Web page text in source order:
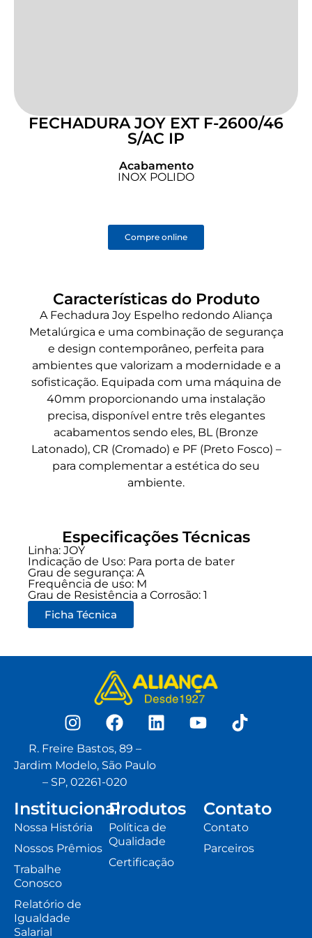
FECHADURA JOY EXT F-2600/46
S/AC IP
Acabamento
INOX POLIDO
Compre online
Características do Produto
A Fechadura Joy Espelho redondo Aliança
Metalúrgica e uma combinação de segurança
e design contemporâneo, perfeita para
ambientes que valorizam a modernidade e a
sofisticação. Equipada com uma máquina de
40mm proporcionando uma instalação
precisa, disponível entre três elegantes
acabamentos sendo eles, BL (Bronze
Latonado), CR (Cromado) e PF (Preto Fosco) –
para complementar a estética do seu
ambiente.
Especificações Técnicas
Linha: JOY
Indicação de Uso: Para porta de bater
Grau de segurança: A
Frequência de uso: M
Grau de Resistência a Corrosão: 1
Ficha Técnica
R. Freire Bastos, 89 –
Jardim Modelo, São Paulo
– SP, 02261-020
Institucional
Nossa História
Nossos Prêmios
Trabalhe
Conosco
Relatório de
Igualdade
Salarial
Produtos
Política de
Qualidade
Certificação
Contato
Contato
Parceiros